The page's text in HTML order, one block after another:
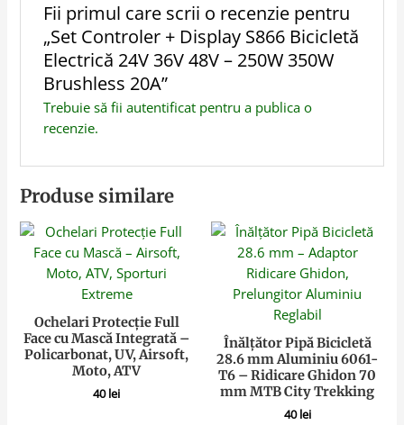
Fii primul care scrii o recenzie pentru
„Set Controler + Display S866 Bicicletă
Electrică 24V 36V 48V – 250W 350W
Brushless 20A”
Trebuie să fii autentificatpentru a publica o
recenzie.
Produse similare
Ochelari Protecție Full
Face cu Mască Integrată –
Policarbonat, UV, Airsoft,
Moto, ATV
40lei
Înălțător Pipă Bicicletă
28.6 mm Aluminiu 6061-
T6 – Ridicare Ghidon 70
mm MTB City Trekking
40lei